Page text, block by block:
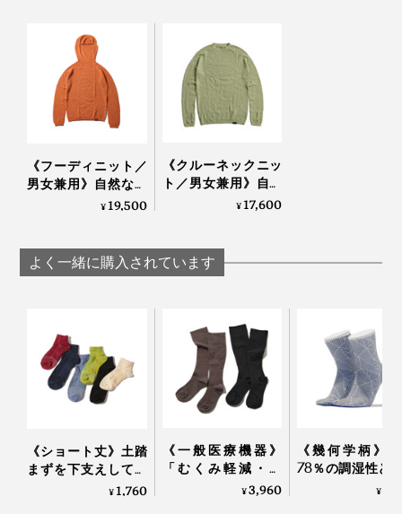
《フーディニット／
男女兼用》自然な調
湿・調温・防臭、フ
シームレスフーデ
ィ」｜BRING
¥19,500
《クルーネックニッ
ト／男女兼用》自然
な調湿・調温・防
WEAR シームレス ク
ルーネック」｜
¥17,600
よく一緒に購入されています
《ショート丈》土踏
まずを下支えして、
足底筋をサポートす
¥1,760
《一般医療機器》
「むくみ軽減・快
適・おしゃれ」三拍
¥3,960
《幾何学柄》
78％の調湿性と
編みのフィッ
¥